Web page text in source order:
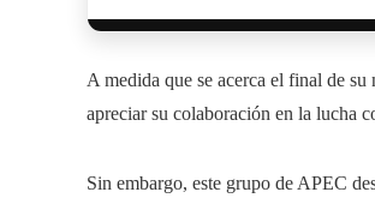
A medida que se acerca el final de
apreciar su colaboración en la lucha
Sin embargo, este grupo de APEC